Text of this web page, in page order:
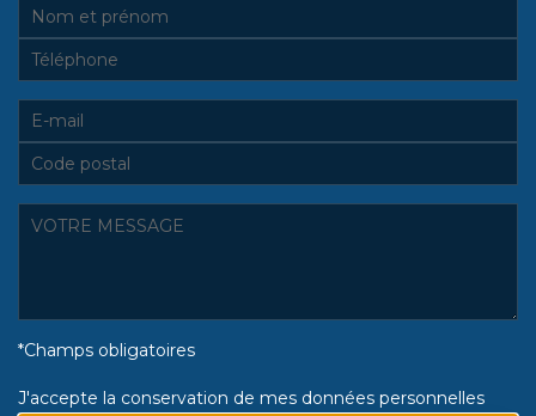
*Champs obligatoires
J'accepte la conservation de mes données personnelles